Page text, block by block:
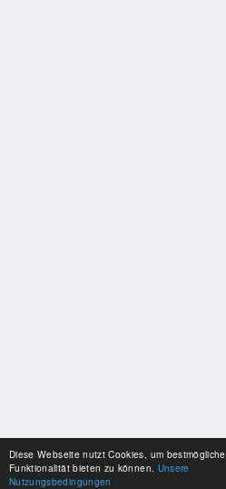
Diese Webseite nutzt Cookies, um bestmögliche
Funktionalität bieten zu können. Unsere
Nutzungsbedingungen